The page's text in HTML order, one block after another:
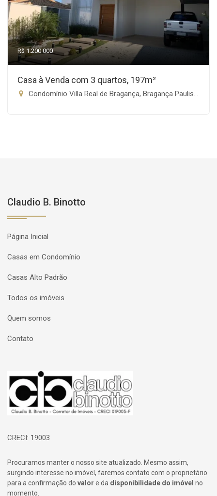
R$ 1.200.000
Casa à Venda com 3 quartos, 197m²
Condomínio Villa Real de Bragança, Bragança Paulista-SP
Claudio B. Binotto
Página Inicial
Casas em Condomínio
Casas Alto Padrão
Todos os imóveis
Quem somos
Contato
Página inicial
CRECI: 19003
Procuramos manter o nosso site atualizado. Mesmo assim,
surgindo interesse no imóvel, faremos contato com o proprietário
para a confirmação do valor e da disponibilidade do imóvel no
momento.